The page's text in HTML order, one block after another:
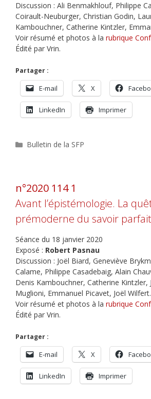
Discussion : Ali Benmakhlouf, Philippe
Coirault-Neuburger, Christian Godin,
Kambouchner, Catherine Kintzler,
Voir résumé et photos à la rubrique
Édité par Vrin.
Partager :
E-mail X
LinkedIn Imprimer
Catégories
Bulletin de la SFP
n°2020 114 1
Avant l’épistémologie. La
prémoderne du savoir parfait
Séance du 18 janvier 2020
Exposé : Robert Pasnau
Discussion : Joël Biard, Geneviève
Calame, Philippe Casadebaig, Alain
Denis Kambouchner, Catherine Kintzler,
Muglioni, Emmanuel Picavet, Joël Wilfert.
Voir résumé et photos à la rubrique
Édité par Vrin.
Partager :
E-mail X
LinkedIn Imprimer